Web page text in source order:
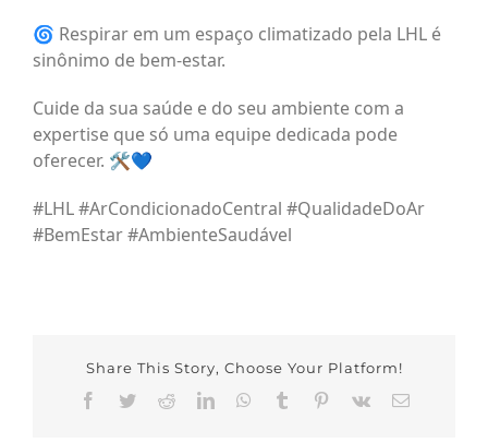
🌀 Respirar em um espaço climatizado pela LHL é
sinônimo de bem-estar.
Cuide da sua saúde e do seu ambiente com a
expertise que só uma equipe dedicada pode
oferecer. 🛠️💙
#LHL #ArCondicionadoCentral #QualidadeDoAr
#BemEstar #AmbienteSaudável
Share This Story, Choose Your Platform!
Facebook
TwitterRedditLinkedInWhatsApp
Tumblr Pinterest
Vk Email